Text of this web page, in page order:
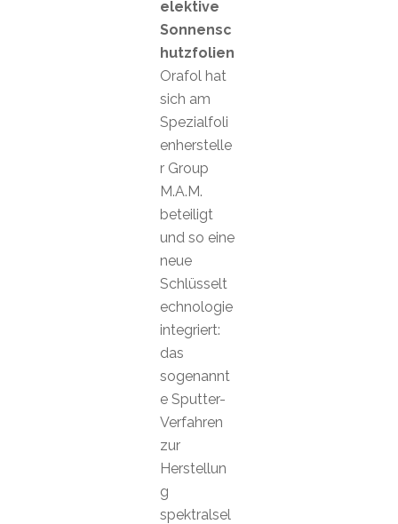
elektive
Sonnensc
hutzfolien
Orafol hat
sich am
Spezialfoli
enherstelle
r Group
M.A.M.
beteiligt
und so eine
neue
Schlüsselt
echnologie
integriert:
das
sogenannt
e Sputter-
Verfahren
zur
Herstellun
g
spektralsel